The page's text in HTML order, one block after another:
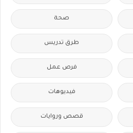
صحة
طرق تدريس
فرص عمل
فيديوهات
قصص وروايات